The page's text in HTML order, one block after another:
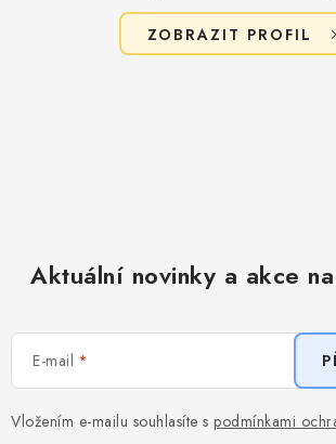
ZOBRAZIT PROFIL
Aktuální novinky a akce
E-mail
Vložením e-mailu souhlasíte s podmínkami